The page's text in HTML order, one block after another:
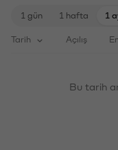
1 gün 1 hafta 1
Tarih Açılış
Bu tarih